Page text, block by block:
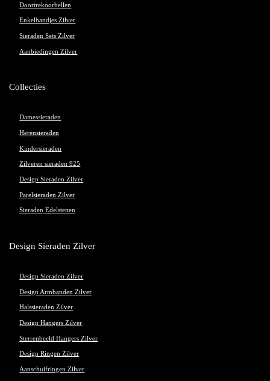
Doortrekoorbellen
Enkelbandjes Zilver
Sieraden Sets Zilver
Aanbiedingen Zilver
Collecties
Damessieraden
Herensieraden
Kindersieraden
Zilveren sieraden 925
Design Sieraden Zilver
Parelsieraden Zilver
Sieraden Edelstenen
Design Sieraden Zilver
Design Sieraden Zilver
Design Armbanden Zilver
Halssieraden Zilver
Design Hangers Zilver
Sterrenbeeld Hangers Zilver
Design Ringen Zilver
Aanschuifringen Zilver